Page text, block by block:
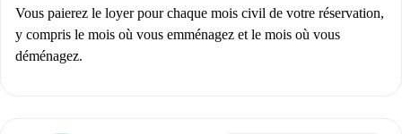
Vous paierez le loyer pour chaque mois civil de votre réservation,
y compris le mois où vous emménagez et le mois où vous
déménagez.